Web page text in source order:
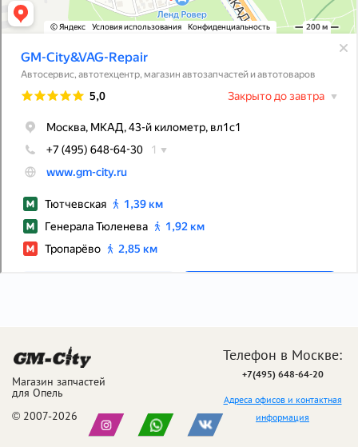
Магазин запчастей
для Опель
© 2007-2026
Телефон в Москве:
+7(495) 648-64-20
Адреса офисов и контактная
информация